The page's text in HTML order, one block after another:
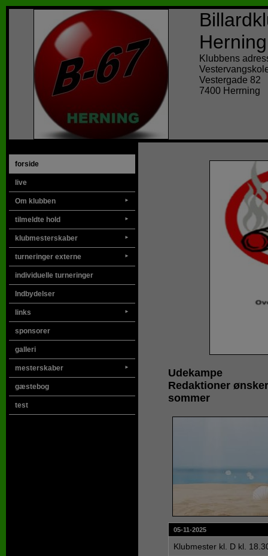
Herning
Klubbens
Vestergade 82
7400 Herrning
forside
live
►
Om klubben
►
tilmeldte hold
►
klubmesterskaber
►
turneringer externe
individuelle turneringer
Indbydelser
►
links
sponsorer
galleri
►
mesterskaber
gæstebog
test
Udekampe
Redaktioner
sommer
05-11-2025
Klubmester kl. D kl.